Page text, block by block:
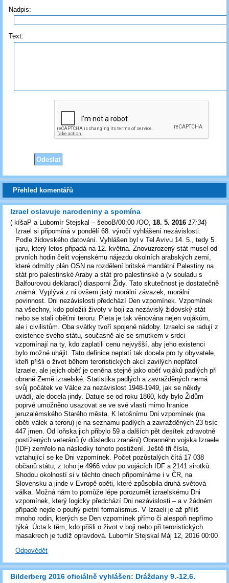
Nadpis:
Text:
Přehled komentářů
Izrael oslavuje narodeniny a spomína
( kíšaP a Lubomír Stejskal – šeboB/00:00 /OO 18. 5. 2016 17:34)
Izrael si připomíná v pondělí 68. výročí vyhlášení nezávislosti.
Podle židovského datování. Vyhlášen byl v Tel Avivu 14. 5., tedy 5.
ijaru, který letos připadá na 12. května. Znovuzrozený stát musel od
prvních hodin čelit vojenskému nájezdu okolních arabských zemí,
které odmítly plán OSN na rozdělení britské mandátní Palestiny na
stát pro palestinské Araby a stát pro palestinské a (v souladu s
Balfourovou deklarací) diasporní Židy. Tato skutečnost je dostatečně
známá. Vyplývá z ni ovšem jistý morální závazek, morální
povinnost. Dni nezávislosti předchází Den vzpomínek. Vzpomínek
na všechny, kdo položili životy v boji za nezávislý židovský stát
nebo se stali oběťmi teroru. Pieta je tak věnována nejen vojákům,
ale i civilistům. Oba svátky tvoří spojené nádoby. Izraelci se radují z
existence svého státu, současně ale se smutkem v srdci
vzpomínají na ty, kdo zaplatili cenu nejvyšší, aby jeho existenci
bylo možné uhájit. Tato definice neplatí tak docela pro ty obyvatele,
kteří přišli o život během teroristických akcí zavilých nepřátel
Izraele, ale jejich oběť je ceněna stejně jako oběť vojáků padlých při
obraně Země izraelské. Statistika padlých a zavražděných nemá
svůj počátek ve Válce za nezávislost 1948-1949, jak se někdy
uvádí, ale docela jindy. Datuje se od roku 1860, kdy bylo Židům
poprvé umožněno usazovat se ve své vlasti mimo hranice
jeruzalémského Starého města. K letošnímu Dni vzpomínek (na
oběti válek a teroru) je na seznamu padlých a zavražděných 23 tisíc
447 jmen. Od loňska jich přibylo 59 a dalších pět desítek zdravotně
postižených veteránů (v důsledku zranění) Obranného vojska Izraele
(IDF) zemřelo na následky tohoto postižení. Ještě tři čísla,
vztahující se ke Dni vzpomínek. Počet pozůstalých čítá 17 038
občanů státu, z toho je 4966 vdov po vojácích IDF a 2141 sirotků.
Shodou okolností si v těchto dnech připomínáme i v ČR, na
Slovensku a jinde v Evropě oběti, které způsobila druhá světová
válka. Možná nám to pomůže lépe porozumět izraelskému Dni
vzpomínek, který logicky předchází Dni nezávislosti – a v žádném
případě nejde o pouhý pietní formalismus. V Izraeli je až příliš
mnoho rodin, kterých se Den vzpomínek přímo či alespoň nepřímo
týká. Úcta k těm, kdo přišli o život v boji nebo při teroristických
masakrech je tudíž opravdová. Lubomír Stejskal Máj 12, 2016 00:00
Odpovědět
Bilderberg 2016 oficiálně vyhlášen: Dráždany 9.-12.6.